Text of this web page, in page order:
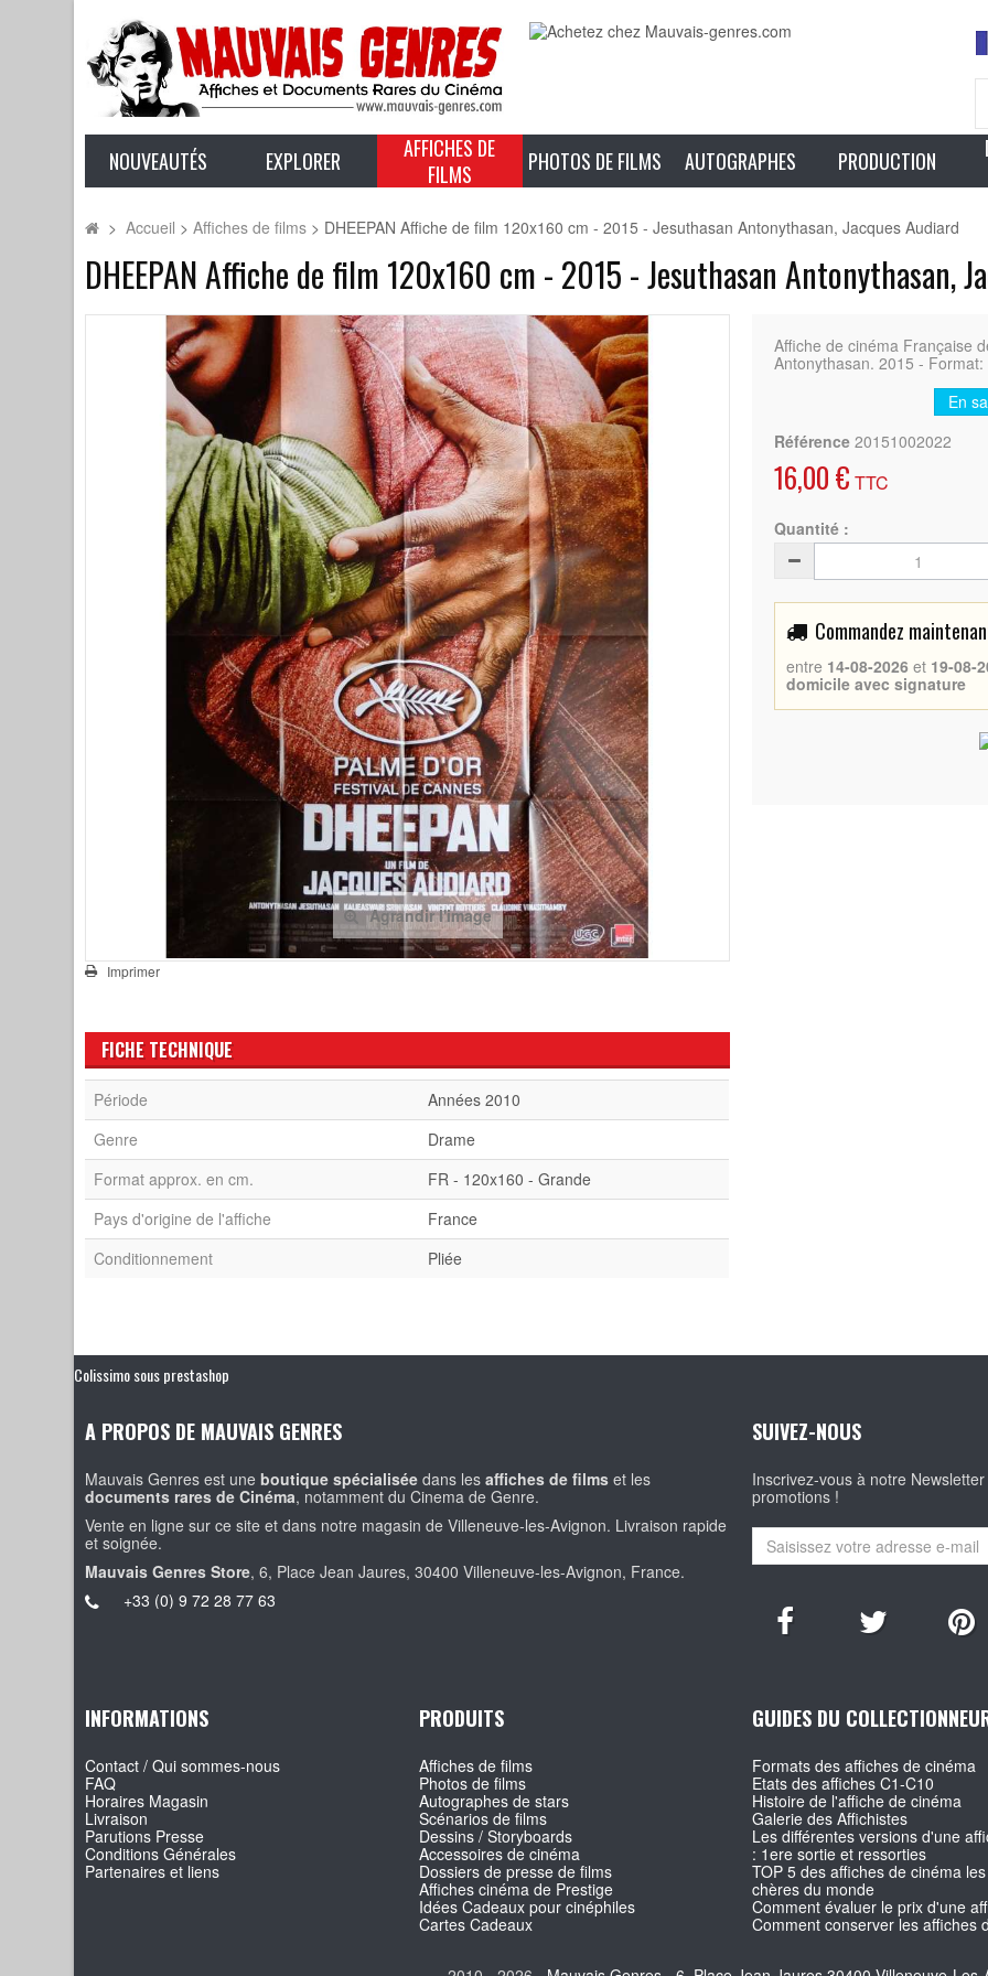
NOUVEAUTÉS EXPLORER
AFFICHES DE
FILMS
PHOTOS DE FILMS AUTOGRAPHES PRODUCTION
> Accueil > Affiches de films > DHEEPAN Affiche de film 120x160 cm - 2015 - Jesuthasan Antonythasan, Jacques Audiard
DHEEPAN Affiche de film 120x160 cm - 2015 - Jesuthasan Antonythasan,
Agrandir l'image
Imprimer
Affiche de cinéma Française
Antonythasan. 2015 -
En
Référence 20151002022
16,00 € TTC
Quantité :
Commandez
entre 14-08-2026 et 19-08-
domicile avec signature
FICHE TECHNIQUE
Période
Années 2010
Genre
Drame
Format approx. en cm.
FR - 120x160 - Grande
Pays d'origine de l'affiche
France
Conditionnement
Pliée
Colissimo sous prestashop
A PROPOS DE MAUVAIS GENRES
Mauvais Genres est uneboutique spécialisée dans lesaffiches de films et les
documents rares de Cinéma, notamment du Cinema de Genre.
Vente en ligne sur ce site et dans notre magasin de Villeneuve-les-Avignon. Livraison rapide
et soignée.
Mauvais Genres Store, 6, Place Jean Jaures, 30400 Villeneuve-les-Avignon, France.
+33 (0) 9 72 28 77 63
SUIVEZ-NOUS
Inscrivez-vous à notre
promotions !
INFORMATIONS
Contact / Qui sommes-nous
FAQ
Horaires Magasin
Livraison
Parutions Presse
Conditions Générales
Partenaires et liens
PRODUITS
Affiches de films
Photos de films
Autographes de stars
Scénarios de films
Dessins / Storyboards
Accessoires de cinéma
Dossiers de presse de films
Affiches cinéma de Prestige
Idées Cadeaux pour cinéphiles
Cartes Cadeaux
GUIDES DU
Formats des affiches de cinéma
Etats des affiches C1-C10
Histoire de l'affiche de cinéma
Galerie des Affichistes
Les différentes versions d'une
: 1ere sortie et ressorties
TOP 5 des affiches de cinéma
chères du monde
Comment évaluer le prix d'une
Comment conserver les affiches